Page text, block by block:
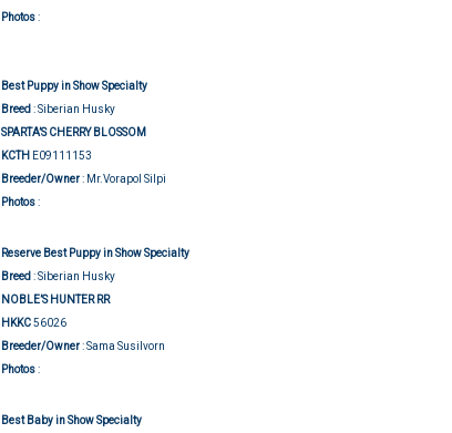
Photos:
Best Puppy in Show Specialty
Breed : Siberian Husky
SPARTA’S CHERRY BLOSSOM
KCTH E09111153
Breeder/Owner: Mr.Vorapol Silpi
Photos:
Reserve Best Puppy in Show Specialty
Breed : Siberian Husky
NOBLE’S HUNTER RR
HKKC56026
Breeder/Owner: Sama Susilvorn
Photos:
Best Baby in Show Specialty